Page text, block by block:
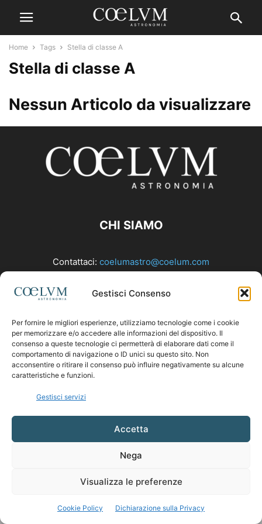
Gestisci Consenso
Per fornire le migliori esperienze, utilizziamo tecnologie come i cookie
per memorizzare e/o accedere alle informazioni del dispositivo. Il
consenso a queste tecnologie ci permetterà di elaborare dati come il
comportamento di navigazione o ID unici su questo sito. Non
acconsentire o ritirare il consenso può influire negativamente su alcune
caratteristiche e funzioni.
Gestisci servizi
Accetta
Nega
Visualizza le preferenze
Cookie Policy Dichiarazione sulla Privacy
Home Tags Stella di classe A
Stella di classe A
Nessun Articolo da visualizzare
CHI SIAMO
Contattaci: coelumastro@coelum.com
SEGUICI